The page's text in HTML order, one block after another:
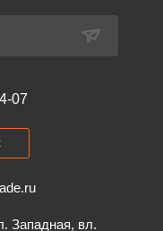
07
Западная, вл.